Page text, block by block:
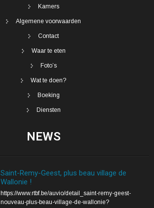
Kamers
Algemene voorwaarden
Contact
Waar te eten
Foto’s
Wat te doen?
Boeking
Diensten
NEWS
Saint-Remy-Geest, plus beau village de
Wallonie !
https://www.rtbf.be/auvio/detail_saint-remy-geest-
nouveau-plus-beau-village-de-wallonie?